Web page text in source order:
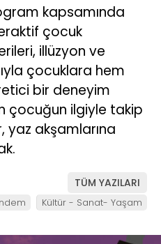
kapsamında
çocuk
illüzyon ve
çocuklara hem
bir deneyim
çocuğun ilgiyle takip
yaz akşamlarına
TÜM YAZILARI
Kültür - Sanat- Yaşam